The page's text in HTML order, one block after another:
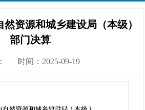
然资源和城乡建设局（本级）
部门决算
时间：2025-09-19